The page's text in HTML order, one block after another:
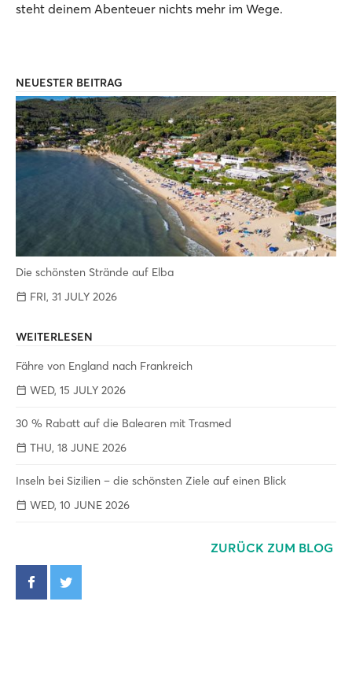
steht deinem Abenteuer nichts mehr im Wege.
NEUESTER BEITRAG
Die schönsten Strände auf Elba
FRI, 31 JULY 2026
WEITERLESEN
Fähre von England nach Frankreich
WED, 15 JULY 2026
30 % Rabatt auf die Balearen mit Trasmed
THU, 18 JUNE 2026
Inseln bei Sizilien – die schönsten Ziele auf einen Blick
WED, 10 JUNE 2026
ZURÜCK ZUM BLOG